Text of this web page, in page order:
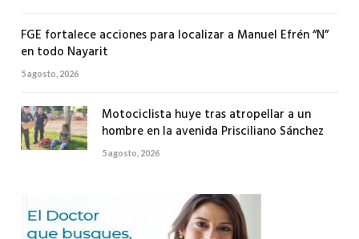
FGE fortalece acciones para localizar a Manuel Efrén “N”
en todo Nayarit
5 agosto, 2026
Motociclista huye tras atropellar a un
hombre en la avenida Prisciliano Sánchez
5 agosto, 2026